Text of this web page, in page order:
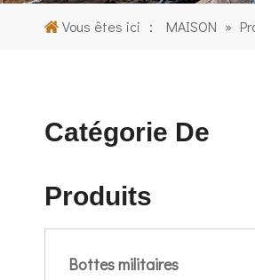
Vous êtes ici ： MAISON »
Catégorie De
Produits
Bottes militaires